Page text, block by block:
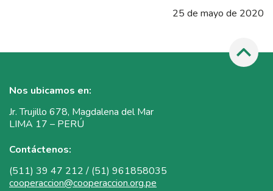
25 de mayo de 2020
Nos ubicamos en:
Jr. Trujillo 678, Magdalena del Mar
LIMA 17 – PERÚ
Contáctenos:
(511) 39 47 212 / (51) 961858035
cooperaccion@cooperaccion.org.pe